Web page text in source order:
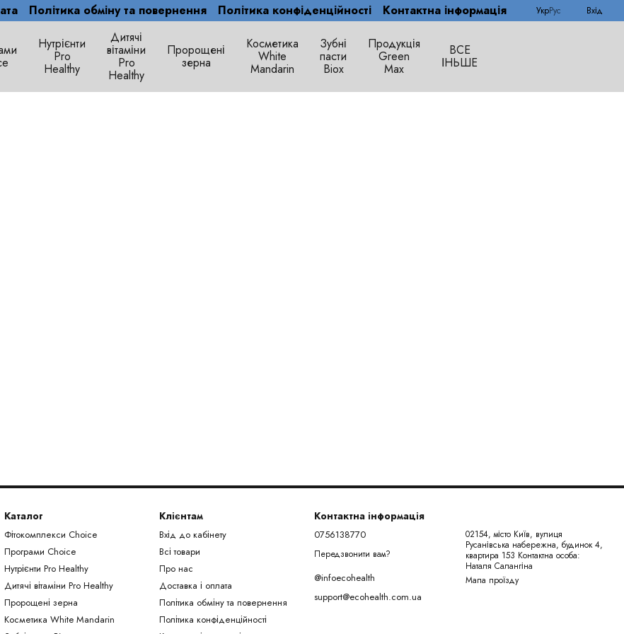
Політика обміну та повернення Політика конфіденційності Контактна інформація УкрРус Вхід
Нутрієнти
Рro
Healthy
Дитячі
вітаміни
Pro
Healthy
Пророщені
зерна
Косметика
White
Mandarin
Зубні
пасти
Biox
Продукція
Green
Max
ВСЕ
ІНЬШЕ
Каталог
Фітокомплекси Сhoice
Програми Choice
Нутрієнти Рro Healthy
Дитячі вітаміни Pro Healthy
Пророщені зерна
Косметика White Mandarin
Клієнтам
Вхід до кабінету
Всі товари
Про нас
Доставка і оплата
Політика обміну та повернення
Політика конфіденційності
Контактна інформація
0756138770
Передзвонити вам?
@infoecohealth
support@ecohealth.com.ua
02154, місто Київ, вулиця
Русанівська набережна, будинок 4,
квартира 153 Контактна особа:
Наталя Салангіна
Мапа проїзду